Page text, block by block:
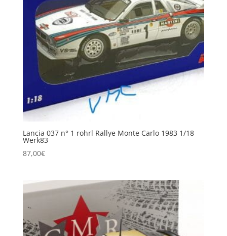
Lancia 037 n° 1 rohrl Rallye Monte Carlo 1983 1/18
Werk83
87,00€